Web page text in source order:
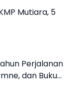
Mutiara, 5
Perjalanan
dan Buku